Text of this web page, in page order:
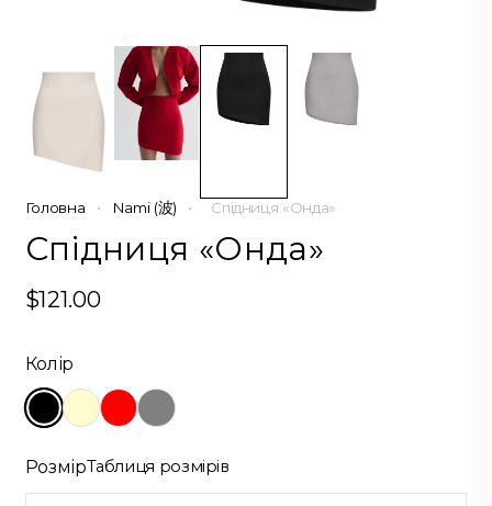
Головна • Nami (波) • Спідниця «Онда»
Спідниця «Онда»
$121.00
Колір
РозмірТаблиця розмірів